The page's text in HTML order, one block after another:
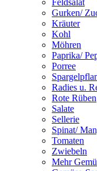
Feldsalat
Gurken/
Kräuter
Kohl
Möhren
Paprika/
Porree
Radies u.
Rote Rüben
Salate
Sellerie
Spinat/
Tomaten
Zwiebeln
Mehr